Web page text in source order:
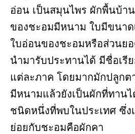
อ่อน เป็นสมุนไพร ผักพื้นบ้า
ของชะอมมีหนาม ใบมีขนา
ใบอ่อนของชะอมหรือส่วนย
นำมารับประทานได้ มีชื่อเรี
แต่ละภาค โดยมากมักปลูกต
มีหนามแล้วยังเป็นผักที่ทาน
ชนิดหนึ่งที่พบในประเทศ ซึ่
ย่อยกับชะอมคือผักคา